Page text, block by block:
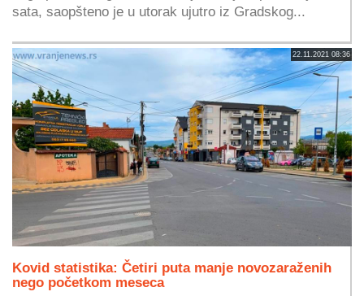
sata, saopšteno je u utorak ujutro iz Gradskog...
22.11.2021 08:36
Kovid statistika: Četiri puta manje novozaraženih
nego početkom meseca